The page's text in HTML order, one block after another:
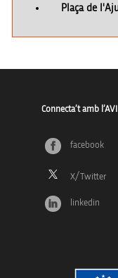
Plaça de
Connecta’t amb l’AVI
facebook
linkedin